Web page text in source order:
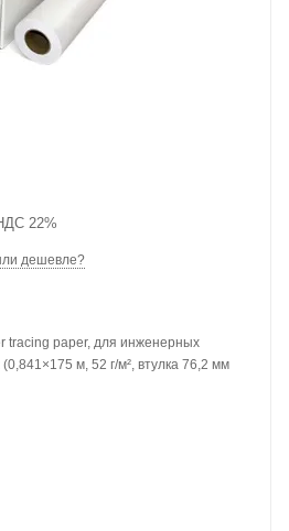
22%
дешевле?
tracing paper, для инженерных
м, 52 г/м², втулка 76,2 мм